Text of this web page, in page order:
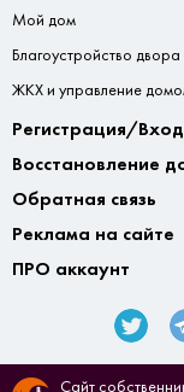
Мой дом
Благоустройство двора
ЖКХ и управление
Регистрация/Вход
Восстановление
Обратная связь
Реклама на сайте
ПРО аккаунт
Сайт